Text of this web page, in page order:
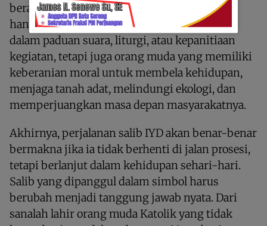
berani keluar dari zona nyaman. Gereja tidak
hanya membutuhkan orang muda yang aktif
dalam paduan suara, liturgi, atau kepanitiaan
kegiatan, tetapi juga orang muda yang memiliki
keberanian moral untuk membela kehidupan,
menjaga tanah adat, melindungi ekologi, dan
memperjuangkan masa depan masyarakatnya.
Akhirnya, perjalanan salib IYD akan benar-benar
bermakna jika ia tidak berhenti di jalan prosesi,
tetapi berlanjut dalam kehidupan sehari-hari.
Salib yang dipanggul dalam simbol harus
berubah menjadi tanggung jawab nyata. Dari
sanalah lahir orang muda Katolik yang tidak